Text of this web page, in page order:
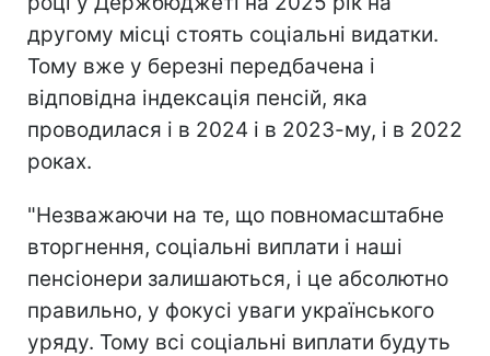
другому місці стоять соціальні видатки.
Тому вже у березні передбачена і
відповідна індексація пенсій, яка
проводилася і в 2024 і в 2023-му, і в 2022
роках.
"Незважаючи на те, що повномасштабне
вторгнення, соціальні виплати і наші
пенсіонери залишаються, і це абсолютно
правильно, у фокусі уваги українського
уряду. Тому всі соціальні виплати будуть